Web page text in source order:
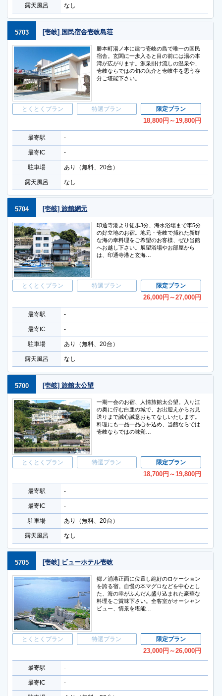
露天風呂 なし
5703 [壱岐] 国民宿舎壱岐島荘
勝本町湯ノ本に建つ壱岐の島で唯一の国民
宿舎。玄関に一歩入ると目の前には湯の本
湾が広がります。源泉掛け流しの温泉や、
壱岐ならではの旬の魚介と壱岐牛を思う存
分ご堪能下さい。
とくとくプラン 特選プラン 限定プラン
18,800円 ～19,800円
最寄駅 -
最寄IC -
駐車場 あり（無料、20台）
露天風呂 なし
5704 [壱岐] 旅館網元
印通寺港より徒歩3分、海水浴場まで車5分
の好立地のお宿。地元・壱岐で捕れた新鮮
な海の幸料理をご希望のお客様、ぜひ当館
へお越し下さい。展望浴場やお部屋から
は、印通寺港と玄海…
とくとくプラン 特選プラン 限定プラン
26,000円 ～27,000円
最寄駅 -
最寄IC -
駐車場 あり（無料、20台）
露天風呂 なし
5700 [壱岐] 旅館太公望
一期一会のお宿、人情旅館太公望。入り江
の奥に佇む白亜の城で、お出迎えからお見
送りまで誠心誠意おもてなしいたします。
料理にも一品一品心を込め、当館ならでは
壱岐ならではの味覚…
とくとくプラン 特選プラン 限定プラン
18,700円 ～19,800円
最寄駅 -
最寄IC -
駐車場 あり（無料、20台）
露天風呂 なし
5705 [壱岐] ビューホテル壱岐
郷ノ浦港正面に位置し絶好のロケーション
を誇る宿。自慢の本マグロなどを中心とし
た、海の幸がふんだん盛り込まれた豪華な
料理をご賞味下さい。全客室がオーシャン
ビュー、情景を堪能…
とくとくプラン 特選プラン 限定プラン
23,000円 ～26,000円
最寄駅 -
最寄IC -